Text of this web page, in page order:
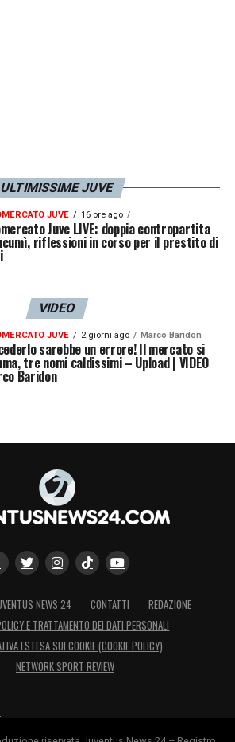
ULTIMISSIME JUVE
JUVE 16 ore ago
Juve LIVE: doppia contropartita
riflessioni in corso per il prestito di
VIDEO
JUVE 2 giorni ago Marco Baridon
sarebbe un errore! Il mercato si
tre nomi caldissimi – Upload | VIDEO
Baridon
NEWS 24 CONTATTI
REDAZIONE
E TRATTAMENTO DEI DATI PERSONALI
ESTESA SUI COOKIE (COOKIE POLICY)
NETWORK SPORT REVIEW